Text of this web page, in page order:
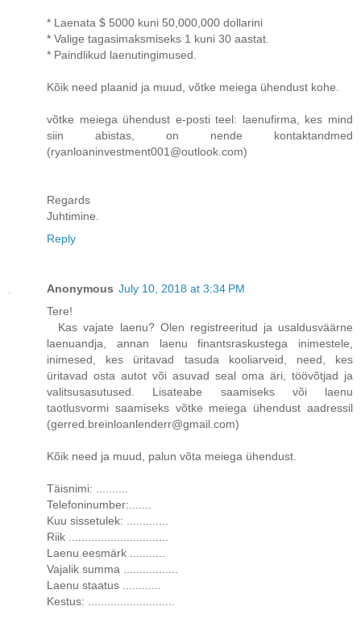
* Laenata $ 5000 kuni 50,000,000 dollarini
* Valige tagasimaksmiseks 1 kuni 30 aastat.
* Paindlikud laenutingimused.
Kõik need plaanid ja muud, võtke meiega ühendust kohe.
võtke meiega ühendust e-posti teel: laenufirma, kes mind
siin abistas, on nende kontaktandmed
(ryanloaninvestment001@outlook.com)
Regards
Juhtimine.
Reply
Anonymous July 10, 2018 at 3:34 PM
Tere!
Kas vajate laenu? Olen registreeritud ja usaldusväärne
laenuandja, annan laenu finantsraskustega inimestele,
inimesed, kes üritavad tasuda kooliarveid, need, kes
üritavad osta autot või asuvad seal oma äri, töövõtjad ja
valitsusasutused. Lisateabe saamiseks või laenu
taotlusvormi saamiseks võtke meiega ühendust aadressil
(gerred.breinloanlenderr@gmail.com)
Kõik need ja muud, palun võta meiega ühendust.
Täisnimi: ..........
Telefoninumber:.......
Kuu sissetulek: .............
Riik ...............................
Laenu eesmärk ...........
Vajalik summa .................
Laenu staatus ............
Kestus: ...........................